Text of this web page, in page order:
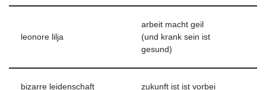
leonore lilja
arbeit macht geil
(und krank sein ist
gesund)
bizarre leidenschaft zukunft ist ist vorbei